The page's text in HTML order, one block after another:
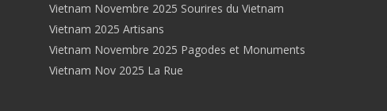
Vietnam Novembre 2025 Sourires du Vietnam
Vietnam 2025 Artisans
Vietnam Novembre 2025 Pagodes et Monuments
Vietnam Nov 2025 La Rue